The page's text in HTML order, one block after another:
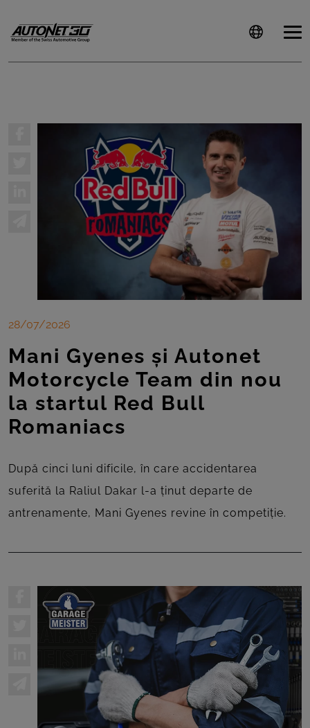
ȘTIRI
CARIERE
DOCUMENTE
CONTACT
28/07/2026
Mani Gyenes și Autonet
Motorcycle Team din nou
la startul Red Bull
Romaniacs
După cinci luni dificile, în care accidentarea
suferită la Raliul Dakar l-a ținut departe de
antrenamente, Mani Gyenes revine în competiție.